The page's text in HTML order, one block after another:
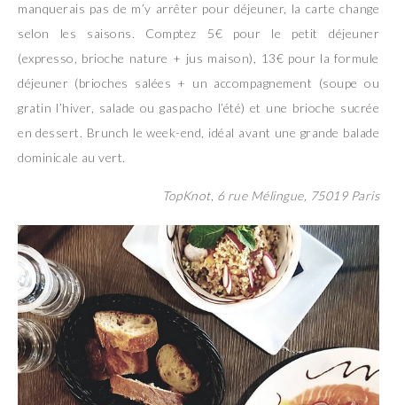
manquerais pas de m’y arrêter pour déjeuner, la carte change
selon les saisons. Comptez 5€ pour le petit déjeuner
(expresso, brioche nature + jus maison), 13€ pour la formule
déjeuner (brioches salées + un accompagnement (soupe ou
gratin l’hiver, salade ou gaspacho l’été) et une brioche sucrée
en dessert. Brunch le week-end, idéal avant une grande balade
dominicale au vert.
TopKnot, 6 rue Mélingue, 75019 Paris